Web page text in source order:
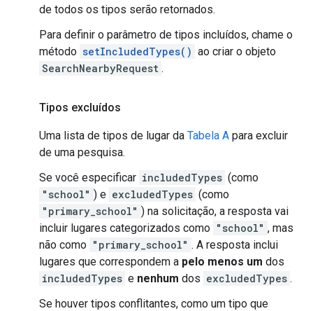
de todos os tipos serão retornados.
Para definir o parâmetro de tipos incluídos, chame o
método setIncludedTypes() ao criar o objeto
SearchNearbyRequest .
Tipos excluídos
Uma lista de tipos de lugar da Tabela A para excluir
de uma pesquisa.
Se você especificar includedTypes (como
"school" ) e excludedTypes (como
"primary_school" ) na solicitação, a resposta vai
incluir lugares categorizados como "school" , mas
não como "primary_school" . A resposta inclui
lugares que correspondem a pelo menos um dos
includedTypes e nenhum dos excludedTypes .
Se houver tipos conflitantes, como um tipo que